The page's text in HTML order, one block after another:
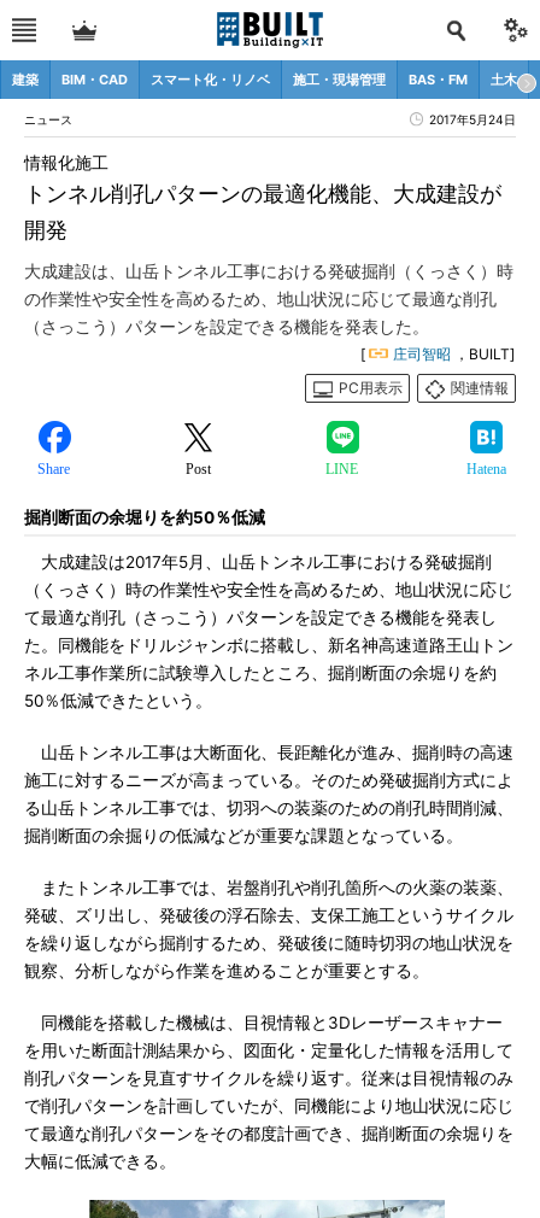
建築 BIM・CAD スマート化・リノベ 施工・現場管理 BAS・FM 土木
ニュース 2017年5月24日
トンネル削孔パターンの最適化機能、大成建設が
開発
情報化施工
大成建設は、山岳トンネル工事における発破掘削（くっさく）時
の作業性や安全性を高めるため、地山状況に応じて最適な削孔
（さっこう）パターンを設定できる機能を発表した。
[ 庄司智昭 ，BUILT]
PC用表示
関連情報
Share Post LINE Hatena
掘削断面の余堀りを約50％低減
大成建設は2017年5月、山岳トンネル工事における発破掘削
（くっさく）時の作業性や安全性を高めるため、地山状況に応じ
て最適な削孔（さっこう）パターンを設定できる機能を発表し
た。同機能をドリルジャンボに搭載し、新名神高速道路王山トン
ネル工事作業所に試験導入したところ、掘削断面の余堀りを約
50％低減できたという。
山岳トンネル工事は大断面化、長距離化が進み、掘削時の高速
施工に対するニーズが高まっている。そのため発破掘削方式によ
る山岳トンネル工事では、切羽への装薬のための削孔時間削減、
掘削断面の余掘りの低減などが重要な課題となっている。
またトンネル工事では、岩盤削孔や削孔箇所への火薬の装薬、
発破、ズリ出し、発破後の浮石除去、支保工施工というサイクル
を繰り返しながら掘削するため、発破後に随時切羽の地山状況を
観察、分析しながら作業を進めることが重要とする。
同機能を搭載した機械は、目視情報と3Dレーザースキャナー
を用いた断面計測結果から、図面化・定量化した情報を活用して
削孔パターンを見直すサイクルを繰り返す。従来は目視情報のみ
で削孔パターンを計画していたが、同機能により地山状況に応じ
て最適な削孔パターンをその都度計画でき、掘削断面の余堀りを
大幅に低減できる。